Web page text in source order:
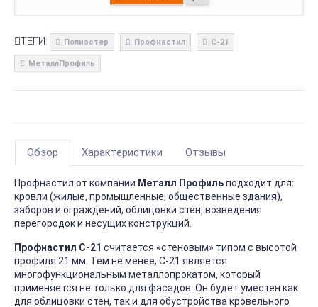
ТЕГИ: Полиэстер Профнастил С-21
МеталлПрофиль
Обзор Характеристики Отзывы
Профнастил от компании Металл Профильподходит для:
кровли (жилые, промышленные, общественные здания),
заборов и ограждений, облицовки стен, возведения
перегородок и несущих конструкций.
Профнастил С-21 считается «стеновым» типом с высотой
профиля 21 мм. Тем не менее, С-21 является
многофункциональным металлопрокатом, который
применяется не только для фасадов. Он будет уместен как
для облицовки стен, так и для обустройства кровельного